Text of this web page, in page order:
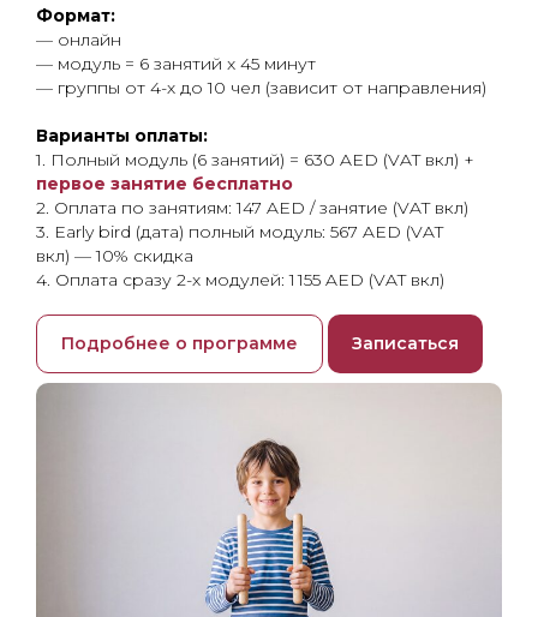
Формат:
— онлайн
— модуль = 6 занятий x 45 минут
— группы от 4-х до 10 чел (зависит от направления)
Варианты оплаты:
1. Полный модуль (6 занятий) = 630 AED (VAT вкл) +
первое занятие бесплатно
2. Оплата по занятиям: 147 AED / занятие (VAT вкл)
3. Early bird (дата) полный модуль: 567 AED (VAT
вкл) — 10% скидка
4. Оплата сразу 2-х модулей: 1 155 AED (VAT вкл)
Подробнее о программе Записаться